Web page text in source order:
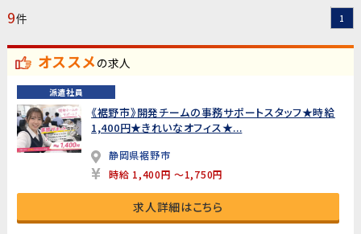
9件 1
オススメの求人
派遣社員
《裾野市》開発チームの事務サポートスタッフ★時給
1,400円★きれいなオフィス★...
静岡県裾野市
時給 1,400円 ～1,750円
求人詳細はこちら